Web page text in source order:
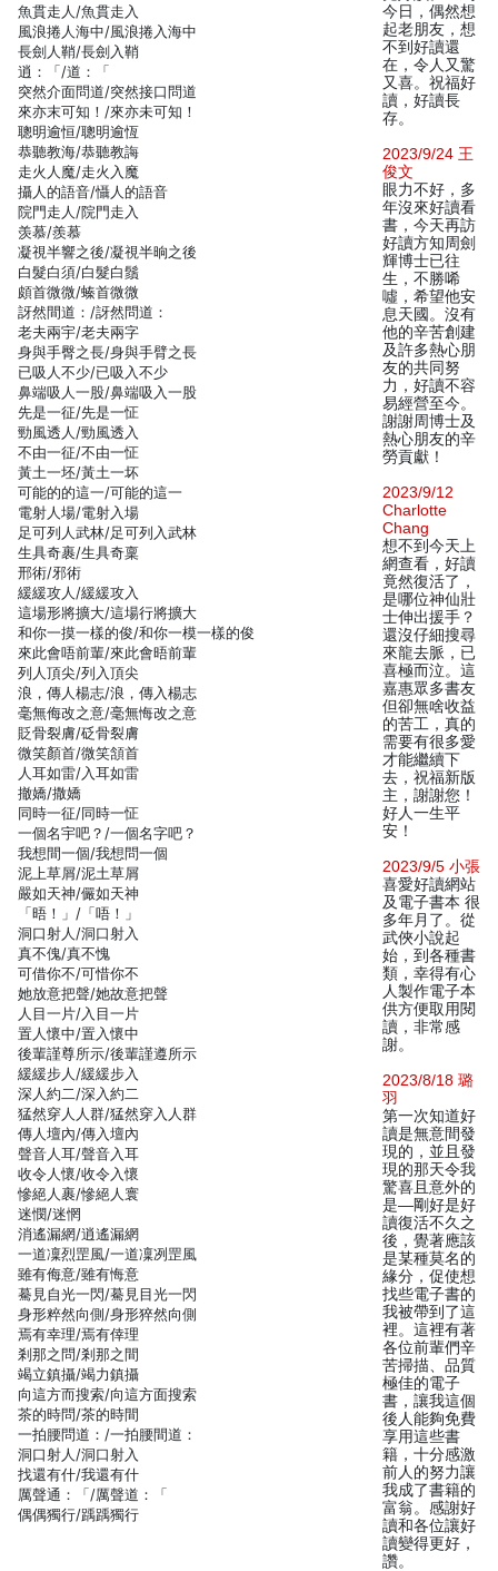
魚貫走人/魚貫走入
風浪捲人海中/風浪捲入海中
長劍人鞘/長劍入鞘
逍：「/道：「
突然介面問道/突然接口問道
來亦末可知！/來亦未可知！
聰明逾恒/聰明逾恆
恭聽教海/恭聽教誨
走火人魔/走火入魔
攝人的語音/懾人的語音
院門走人/院門走入
羡慕/羨慕
凝視半響之後/凝視半晌之後
白髮白須/白髮白鬚
頗首微微/螓首微微
訝然間道：/訝然問道：
老夫兩宇/老夫兩字
身與手臀之長/身與手臂之長
已吸人不少/已吸入不少
鼻端吸人一股/鼻端吸入一股
先是一征/先是一怔
勁風透人/勁風透入
不由一征/不由一怔
黃土一坯/黃土一坏
可能的的這一/可能的這一
電射人場/電射入場
足可列人武林/足可列入武林
生具奇裹/生具奇稟
邢術/邪術
緩緩攻人/緩緩攻入
這場形將擴大/這場行將擴大
和你一摸一樣的俊/和你一模一樣的俊
來此會唔前輩/來此會晤前輩
列人頂尖/列入頂尖
浪，傳人楊志/浪，傳入楊志
毫無侮改之意/毫無悔改之意
貶骨裂膚/砭骨裂膚
微笑顏首/微笑頷首
人耳如雷/入耳如雷
撤嬌/撒嬌
同時一征/同時一怔
一個名宇吧？/一個名字吧？
我想間一個/我想問一個
泥上草屑/泥土草屑
嚴如天神/儼如天神
「晤！」/「唔！」
洞口射人/洞口射入
真不傀/真不愧
可借你不/可惜你不
她放意把聲/她故意把聲
人目一片/入目一片
置人懷中/置入懷中
後輩謹尊所示/後輩謹遵所示
緩緩步人/緩緩步入
深人約二/深入約二
猛然穿人人群/猛然穿入人群
傳人壇內/傳入壇內
聲音人耳/聲音入耳
收令人懷/收令入懷
慘絕人裹/慘絕人寰
迷憫/迷惘
消遙漏網/逍遙漏網
一道凜烈罡風/一道凜冽罡風
雖有侮意/雖有悔意
驀見自光一閃/驀見目光一閃
身形粹然向側/身形猝然向側
焉有幸理/焉有倖理
剎那之問/剎那之間
竭立鎮攝/竭力鎮攝
向這方而搜索/向這方面搜索
茶的時問/茶的時間
一拍腰問道：/一拍腰間道：
洞口射人/洞口射入
找還有什/我還有什
厲聲通：「/厲聲道：「
偶偶獨行/踽踽獨行
今日，偶然想
起老朋友，想
不到好讀還
在，令人又驚
又喜。祝福好
讀，好讀長
存。
2023/9/24 王
俊文
眼力不好，多
年沒來好讀看
書，今天再訪
好讀方知周劍
輝博士已往
生，不勝唏
噓，希望他安
息天國。沒有
他的辛苦創建
及許多熱心朋
友的共同努
力，好讀不容
易經營至今。
謝謝周博士及
熱心朋友的辛
勞貢獻！
2023/9/12
Charlotte
Chang
想不到今天上
網查看，好讀
竟然復活了，
是哪位神仙壯
士伸出援手？
還沒仔細搜尋
來龍去脈，已
喜極而泣。這
嘉惠眾多書友
但卻無啥收益
的苦工，真的
需要有很多愛
才能繼續下
去，祝福新版
主，謝謝您！
好人一生平
安！
2023/9/5 小張
喜愛好讀網站
及電子書本 很
多年月了。從
武俠小說起
始，到各種書
類，幸得有心
人製作電子本
供方便取用閱
讀，非常感
謝。
2023/8/18 璐
羽
第一次知道好
讀是無意間發
現的，並且發
現的那天令我
驚喜且意外的
是—剛好是好
讀復活不久之
後，覺著應該
是某種莫名的
緣分，促使想
找些電子書的
我被帶到了這
裡。這裡有著
各位前輩們辛
苦掃描、品質
極佳的電子
書，讓我這個
後人能夠免費
享用這些書
籍，十分感激
前人的努力讓
我成了書籍的
富翁。感謝好
讀和各位讓好
讀變得更好，
讚。